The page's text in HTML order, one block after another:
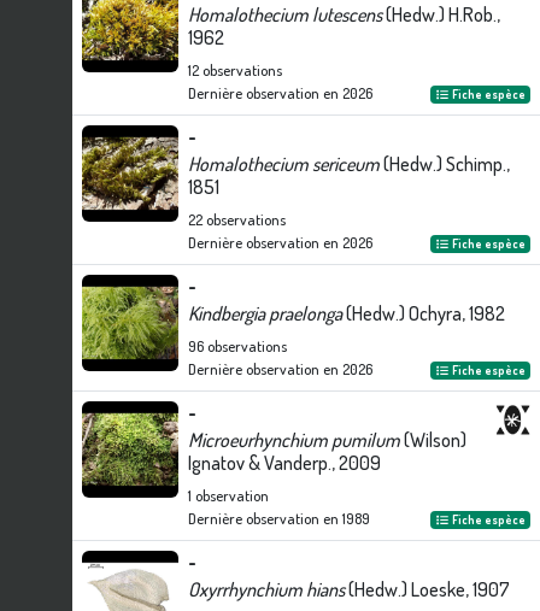
Homalothecium lutescens(Hedw.) H.Rob.,
1962
12observations
Dernière observation en 2026 Fiche espèce
-
Homalothecium sericeum(Hedw.) Schimp.,
1851
22observations
Dernière observation en 2026 Fiche espèce
-
Kindbergia praelonga(Hedw.) Ochyra, 1982
96observations
Dernière observation en 2026 Fiche espèce
-
Microeurhynchium pumilum(Wilson)
Ignatov & Vanderp., 2009
1 observation
Dernière observation en 1989 Fiche espèce
-
Oxyrrhynchium hians(Hedw.) Loeske, 1907